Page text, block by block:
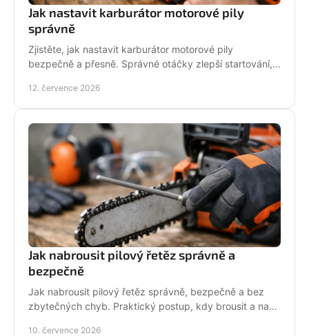
Jak nastavit karburátor motorové pily
správně
Zjistěte, jak nastavit karburátor motorové pily
bezpečně a přesně. Správné otáčky zlepší startování,
12. července 2026
Jak nabrousit pilový řetěz správně a
bezpečně
Jak nabrousit pilový řetěz správně, bezpečně a bez
zbytečných chyb. Praktický postup, kdy brousit a na
10. července 2026